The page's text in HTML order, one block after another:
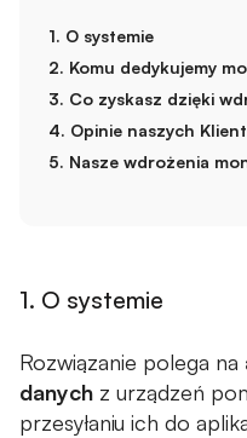
Rozwój oprogramowania
AUTOMATYKA I
Systemy wizyjne
NASZE SYSTEMY
towarowym
Safesys - System do
1. O systemie
2. Komu dedykujemy
3. Co zyskasz dzięki
4. Opinie naszych
5. Nasze wdrożenia
1. O systemie
Rozwiązanie polega na
danych z urządzeń
przesyłaniu ich do